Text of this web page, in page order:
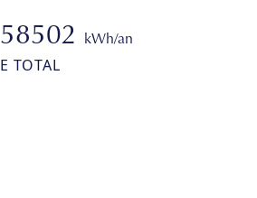
58502 kWh/an
E TOTAL